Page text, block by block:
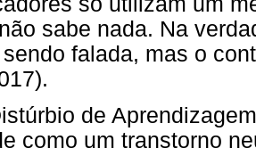
sabe nada. Na
falada, mas o
de
como um transtorno